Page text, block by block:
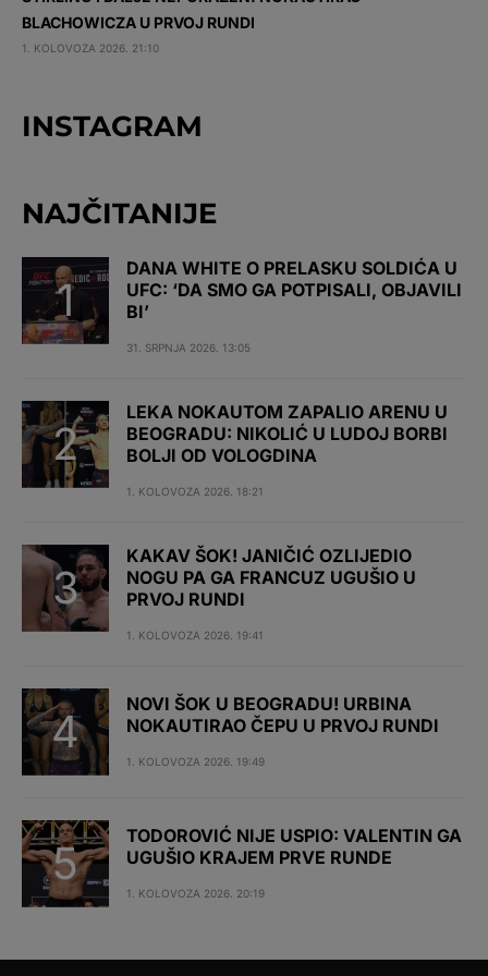
BLACHOWICZA U PRVOJ RUNDI
1. KOLOVOZA 2026. 21:10
INSTAGRAM
NAJČITANIJE
DANA WHITE O PRELASKU SOLDIĆA U
UFC: ‘DA SMO GA POTPISALI, OBJAVILI
BI’
31. SRPNJA 2026. 13:05
LEKA NOKAUTOM ZAPALIO ARENU U
BEOGRADU: NIKOLIĆ U LUDOJ BORBI
BOLJI OD VOLOGDINA
1. KOLOVOZA 2026. 18:21
KAKAV ŠOK! JANIČIĆ OZLIJEDIO
NOGU PA GA FRANCUZ UGUŠIO U
PRVOJ RUNDI
1. KOLOVOZA 2026. 19:41
NOVI ŠOK U BEOGRADU! URBINA
NOKAUTIRAO ČEPU U PRVOJ RUNDI
1. KOLOVOZA 2026. 19:49
TODOROVIĆ NIJE USPIO: VALENTIN GA
UGUŠIO KRAJEM PRVE RUNDE
1. KOLOVOZA 2026. 20:19